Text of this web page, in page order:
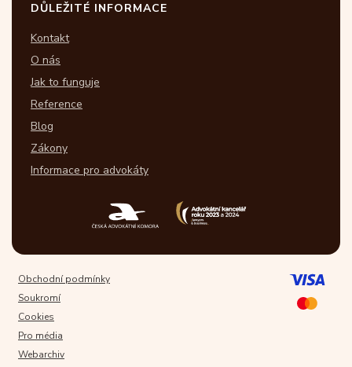
DŮLEŽITÉ INFORMACE
Kontakt
O nás
Jak to funguje
Reference
Blog
Zákony
Informace pro advokáty
Obchodní podmínky
Soukromí
Cookies
Pro média
Webarchiv